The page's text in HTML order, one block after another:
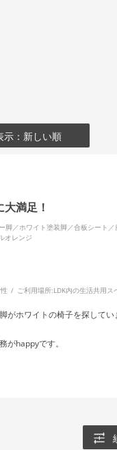
示：新しい順
満足！
／ホワイト塗装脚／合板シート
オレンジ
ご利用場所:LDK内の生活共用ス
がホワイトの椅子を探して
がhappyです。